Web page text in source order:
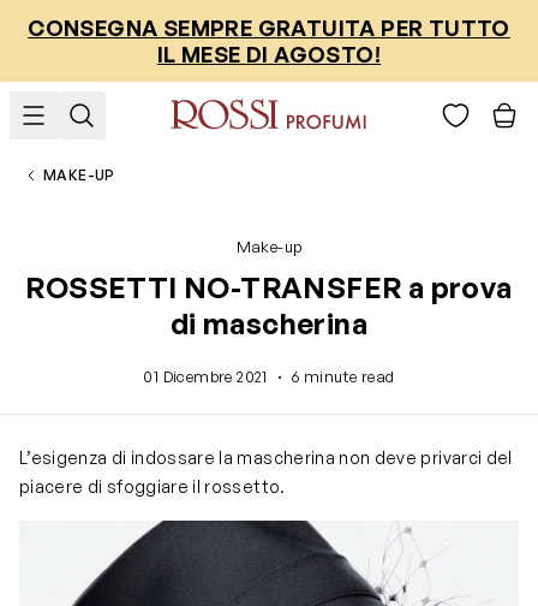
CONSEGNA SEMPRE GRATUITA PER TUTTO
IL MESE DI AGOSTO!
MAKE-UP
Make-up
ROSSETTI NO-TRANSFER a prova
di mascherina
01 Dicembre 2021 · 6 minute read
L’esigenza di indossare la mascherina non deve privarci del
piacere di sfoggiare il rossetto.